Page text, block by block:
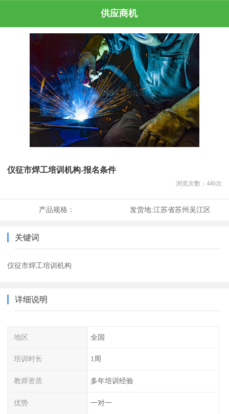
供应商机
仪征市焊工培训机构-报名条件
浏览次数： 446次
产品规格： 发货地:江苏省苏州吴江区
关键词
仪征市焊工培训机构
详细说明
地区 全国
培训时长 1周
教师资质 多年培训经验
优势 一对一